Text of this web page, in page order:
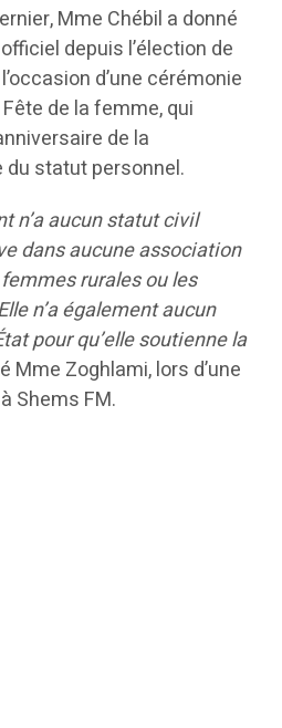
Mme Chébil a donné
depuis l’élection de
d’une cérémonie
de la femme, qui
de la
du statut personnel.
n’a aucun statut civil
dans aucune association
rurales ou les
n’a également aucun
pour qu’elle soutienne la
Mme Zoghlami, lors d’une
Shems FM.